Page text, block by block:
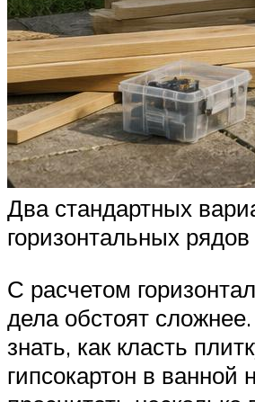
Два стандартных
горизонтальных рядов
С расчетом
дела обстоят
знать, как класть
гипсокартон в ванной